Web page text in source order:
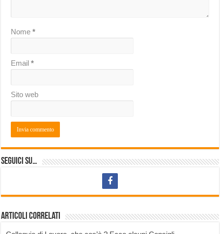
Nome*
Email*
Sito web
Seguici su…
Articoli correlati